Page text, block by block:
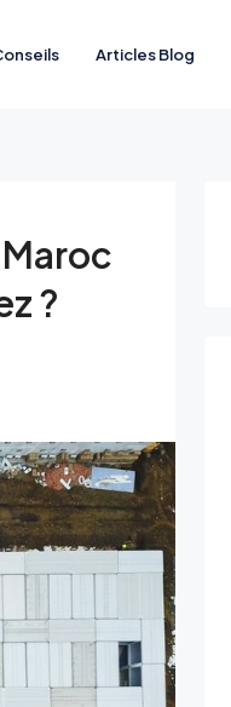
Articles Blog
?